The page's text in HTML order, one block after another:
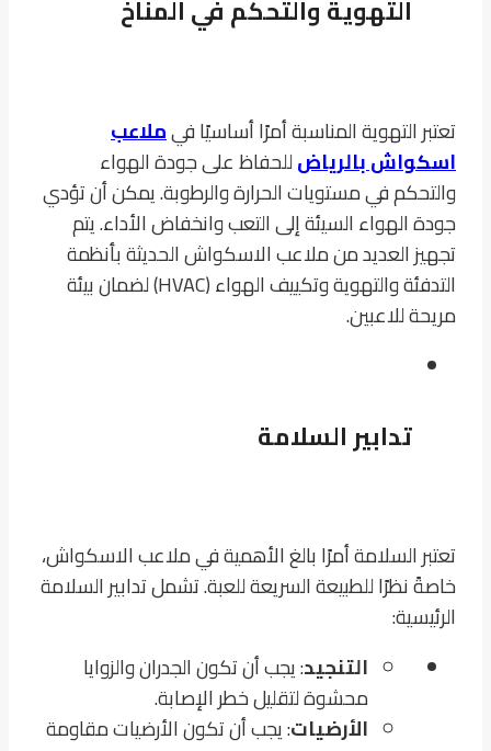
التهوية والتحكم في المناخ
تعتبر التهوية المناسبة أمرًا أساسيًا فيملاعب
اسكواش بالرياضللحفاظ على جودة الهواء
والتحكم في مستويات الحرارة والرطوبة. يمكن أن تؤدي
جودة الهواء السيئة إلى التعب وانخفاض الأداء. يتم
تجهيز العديد من ملاعب الاسكواش الحديثة بأنظمة
التدفئة والتهوية وتكييف الهواء (HVAC) لضمان بيئة
مريحة للاعبين.
تدابير السلامة
تعتبر السلامة أمرًا بالغ الأهمية في ملاعب الاسكواش،
خاصةً نظرًا للطبيعة السريعة للعبة. تشمل تدابير السلامة
الرئيسية:
التنجيد: يجب أن تكون الجدران والزوايا
محشوة لتقليل خطر الإصابة.
الأرضيات: يجب أن تكون الأرضيات مقاومة